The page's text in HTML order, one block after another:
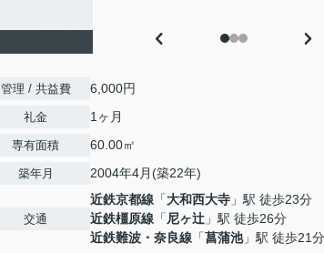
管理 / 共益費 6,000円
礼金 1ヶ月
専有面積 60.00㎡
築年月 2004年4月(築22年)
交通
近鉄京都線 「大和西大寺 」駅 徒歩23分
近鉄橿原線 「 尼ヶ辻 」駅 徒歩26分
近鉄難波・奈良線 「菖蒲池」駅 徒歩21分